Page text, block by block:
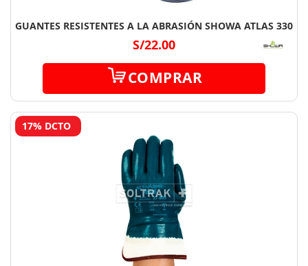
GUANTES RESISTENTES A LA ABRASIÓN SHOWA ATLAS 330
S/22.00
COMPRAR
17% DCTO